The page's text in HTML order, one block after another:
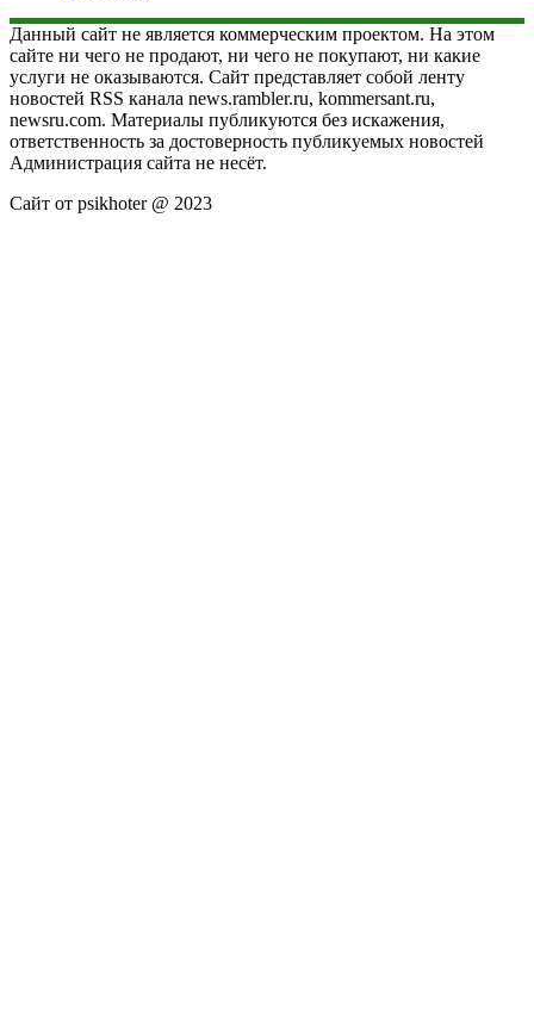
Данный сайт не является коммерческим проектом. На этом
сайте ни чего не продают, ни чего не покупают, ни какие
услуги не оказываются. Сайт представляет собой ленту
новостей RSS канала news.rambler.ru, kommersant.ru,
newsru.com. Материалы публикуются без искажения,
ответственность за достоверность публикуемых новостей
Администрация сайта не несёт.
Сайт от psikhoter @ 2023